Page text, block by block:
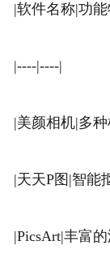
|软件名称|功
|----|----|
|美颜相机|多
|天天P图|智能
|PicsArt|丰富